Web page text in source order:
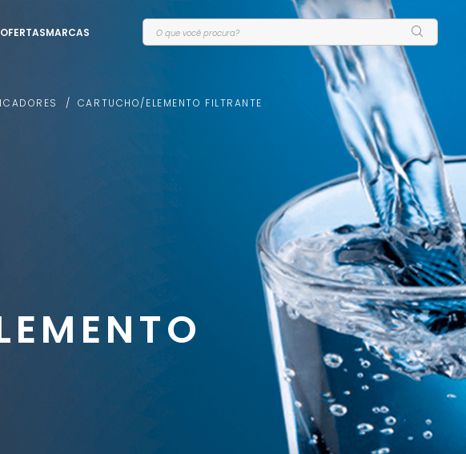
OFERTASMARCAS O que você procura?
CARTUCHO/ELEMENTO FILTRANTE